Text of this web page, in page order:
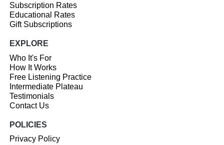
Subscription Rates
Educational Rates
Gift Subscriptions
EXPLORE
Who It's For
How It Works
Free Listening Practice
Intermediate Plateau
Testimonials
Contact Us
POLICIES
Privacy Policy